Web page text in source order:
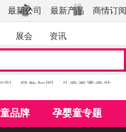
最新公司 最新产品 商情订阅
展会 资讯
乳 早教加盟 儿童夏季童装
品牌 孕婴童专题